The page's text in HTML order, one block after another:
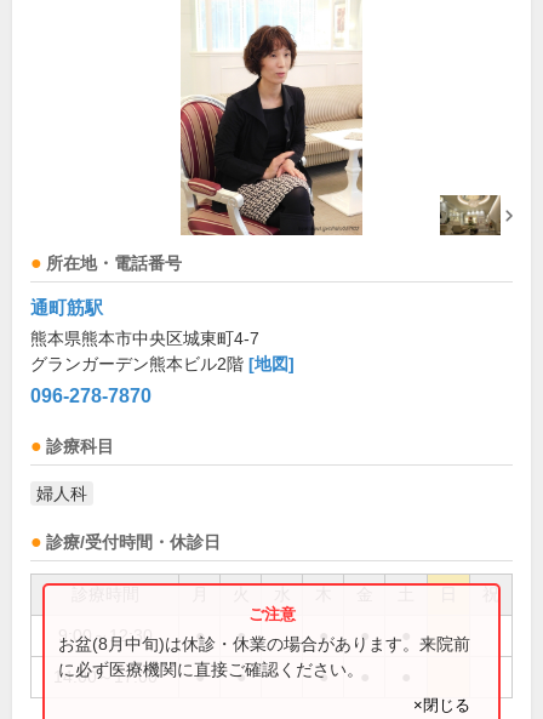
所在地・電話番号
通町筋駅
熊本県熊本市中央区城東町4-7
グランガーデン熊本ビル2階 [地図]
096-278-7870
診療科目
婦人科
診療/受付時間・休診日
祝
9:00～12:30 ● ● ● ●
14:00～17:00 ● ● ●
お盆(8月中旬)は休診・休業の場合があります。来院前
に必ず医療機関に直接ご確認ください。
×閉じる